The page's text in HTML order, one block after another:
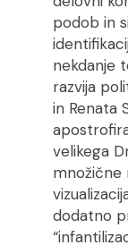
podob in
nekdanje
razvija
in Renata
velikega
množične
dodatno